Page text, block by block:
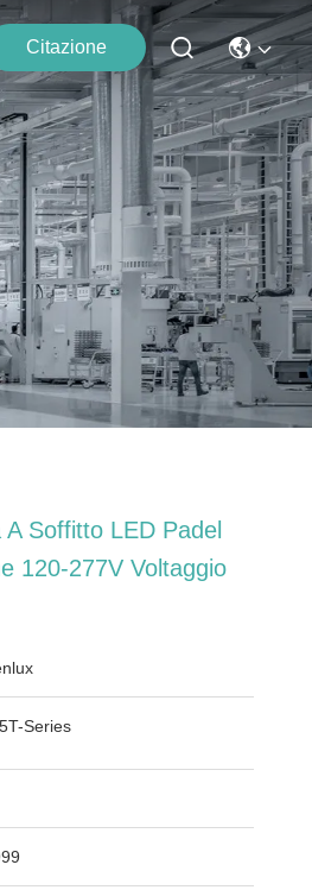
Citazione
Soffitto LED Padel
120-277V Voltaggio
Series